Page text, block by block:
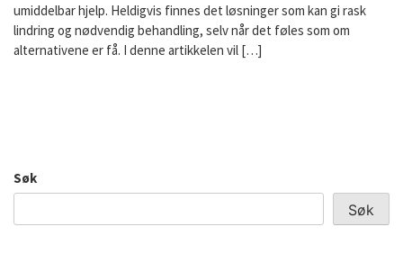
umiddelbar hjelp. Heldigvis finnes det løsninger som kan gi rask
lindring og nødvendig behandling, selv når det føles som om
alternativene er få. I denne artikkelen vil […]
Søk
Søk